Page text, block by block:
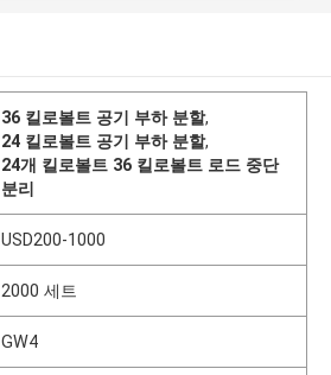
36 킬로볼트 공기 부하 분할,
24 킬로볼트 공기 부하 분할,
24개 킬로볼트 36 킬로볼트 로드 중단
분리
USD200-1000
2000 세트
GW4